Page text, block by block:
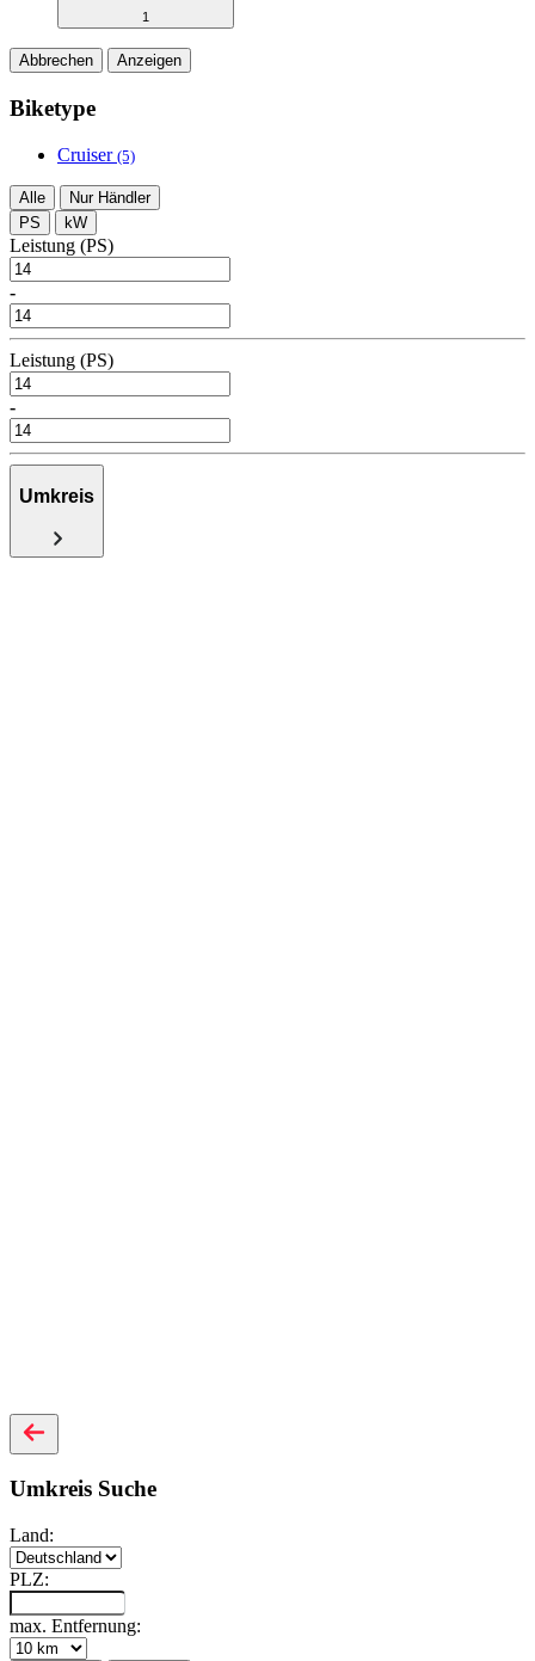
1
Abbrechen Anzeigen
Biketype
Cruiser (5)
Alle
Nur Händler
PS
kW
Leistung (PS)
-
Leistung (PS)
-
Umkreis
Umkreis Suche
Land:
PLZ:
max. Entfernung: